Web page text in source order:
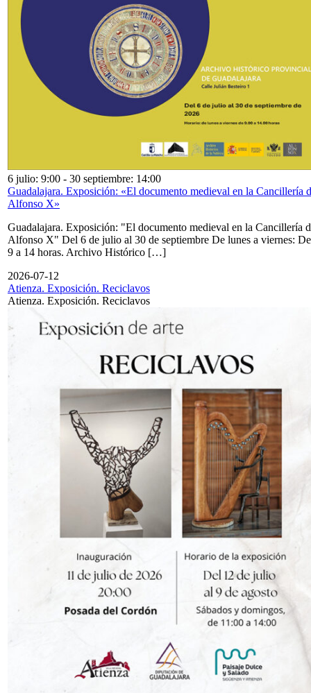
6 julio: 9:00 - 30 septiembre: 14:00
Guadalajara. Exposición: «El documento medieval en la Cancillería
Alfonso X»
Guadalajara. Exposición: "El documento medieval en la Cancillería
Alfonso X" Del 6 de julio al 30 de septiembre De lunes a viernes: De
9 a 14 horas. Archivo Histórico […]
2026-07-12
Atienza. Exposición. Reciclavos
Atienza. Exposición. Reciclavos